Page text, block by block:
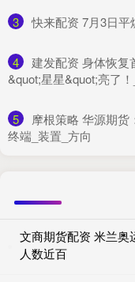
3 快来配资 7月3日平
4
建发配资 身体恢复
&quot;星星&quot;亮了
5
摩根策略 华源期货
终端_装置_方向
文商期货配资 米兰奥
人数近百